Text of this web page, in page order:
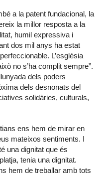
a la patent fundacional, la
la millor resposta a la
humil expressiva i
dos mil anys ha estat
L’església
no s’ha complit sempre”.
dels poders
dels desnonats del
solidàries, culturals,
ens hem de mirar en
mateixos sentiments. I
una dignitat que és
tenia una dignitat.
hem de treballar amb tots